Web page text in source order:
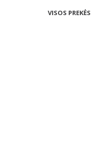
VISOS PREKĖS